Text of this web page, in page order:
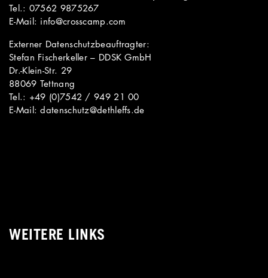
Tel.: 07562 9875267
E-Mail: info@crosscamp.com
Externer Datenschutzbeauftragter:
Stefan Fischerkeller – DDSK GmbH
Dr.-Klein-Str. 29
88069 Tettnang
Tel.: +49 (0)7542 / 949 21 00
E-Mail: datenschutz@dethleffs.de
WEITERE LINKS